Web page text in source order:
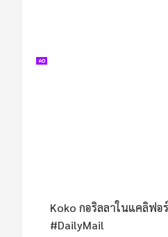
Koko กอริลลาในแคลิฟ
#DailyMail